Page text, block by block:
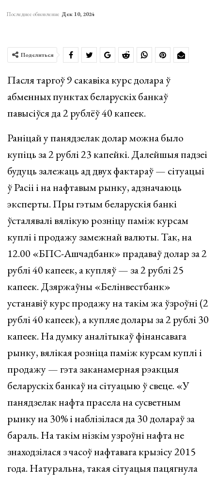
Последнее обновление Дек 10, 2024
Поделиться
Пасля таргоў 9 сакавіка курс долара ў
абменных пунктах беларускіх банкаў
павысіўся да 2 рублёў 40 капеек.
Раніцай у панядзелак долар можна было
купіць за 2 рублі 23 капейкі. Далейшыя падзеі
будуць залежаць ад двух фактараў — сітуацыі
ў Расіі і на нафтавым рынку, адзначаюць
эксперты. Пры гэтым беларускія банкі
ўсталявалі вялікую розніцу паміж курсам
куплі і продажу замежнай валюты. Так, на
12.00 «БПС-Ашчадбанк» прадаваў долар за 2
рублі 40 капеек, а купляў — за 2 рублі 25
капеек. Дзяржаўны «Белінвестбанк»
устанавіў курс продажу на такім жа ўзроўні (2
рублі 40 капеек), а купляе долары за 2 рублі 30
капеек. На думку аналітыкаў фінансавага
рынку, вялікая розніца паміж курсам куплі і
продажу — гэта заканамерная рэакцыя
беларускіх банкаў на сітуацыю ў свеце. «У
панядзелак нафта прасела на сусветным
рынку на 30% і наблізілася да 30 долараў за
бараль. На такім нізкім узроўні нафта не
знаходзілася з часоў нафтавага крызісу 2015
года. Натуральна, такая сітуацыя пацягнула